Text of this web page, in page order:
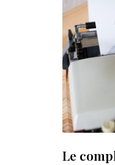
Le